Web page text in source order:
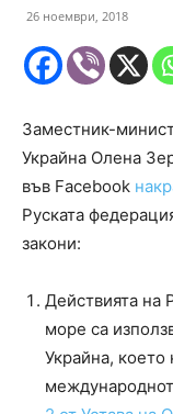
26 ноември, 2018
Заместник-
Украйна Олена
във Facebook
Руската
закони:
Действията на
море са
Украйна,